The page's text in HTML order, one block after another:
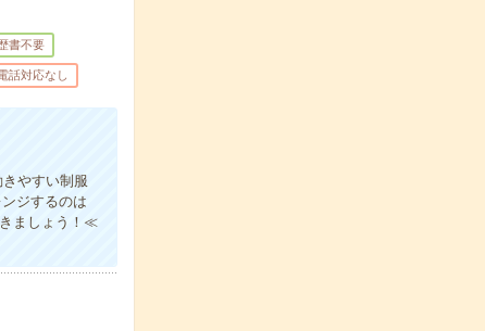
書不要
話対応なし
やすい制服
ジするのは
ましょう！≪